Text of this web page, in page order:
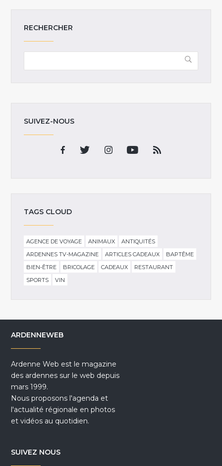
RECHERCHER
SUIVEZ-NOUS
TAGS CLOUD
AGENCE DE VOYAGE ANIMAUX
ANTIQUITÉS
ARDENNES TV-MAGAZINE
ARTICLES CADEAUX
BAPTÊME
BIEN-ÊTRE
BRICOLAGE CADEAUX
RESTAURANT
SPORTS
VIN
ARDENNEWEB
Ardenne Web est le magazine
des ardennes sur le web depuis
mars 1999.
Nous proposons l'agenda et
l'actualité régionale en photos
et vidéos au quotidien.
SUIVEZ NOUS